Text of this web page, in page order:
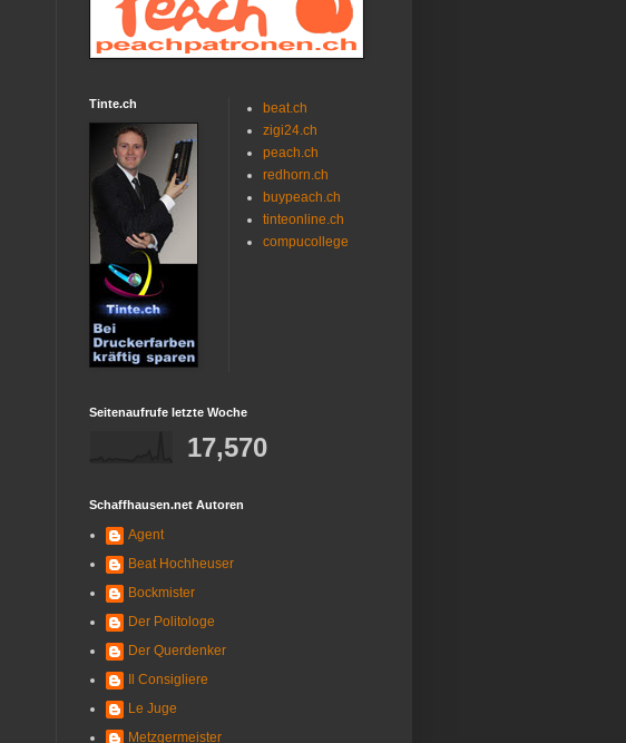
Tinte.ch
beat.ch
zigi24.ch
peach.ch
redhorn.ch
buypeach.ch
tinteonline.ch
compucollege
Seitenaufrufe letzte Woche
17,570
Schaffhausen.net Autoren
Agent
Beat Hochheuser
Bockmister
Der Politologe
Der Querdenker
Il Consigliere
Le Juge
Metzgermeister